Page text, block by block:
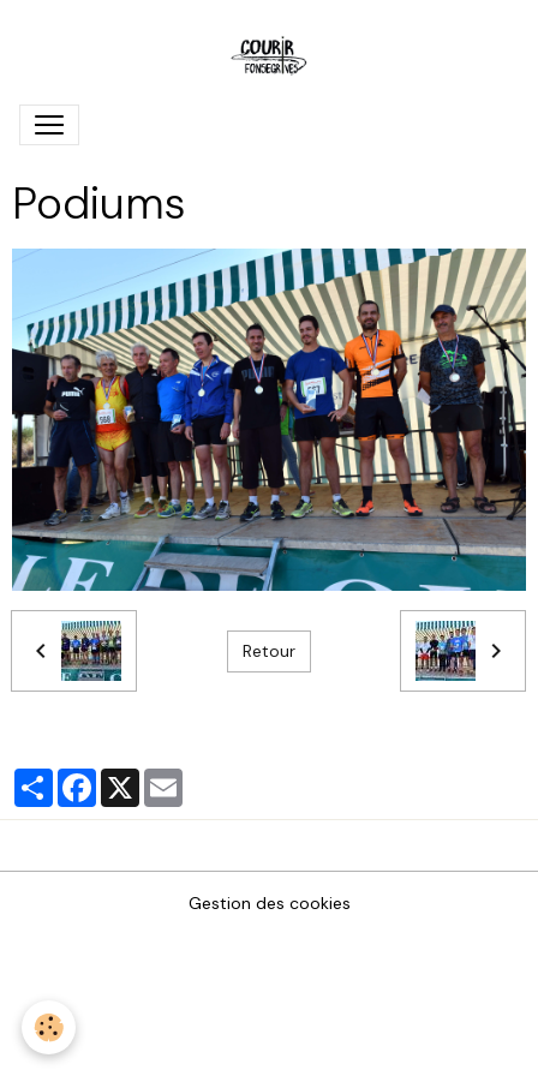
Podiums
Retour
PartagerFacebook
X
Gestion des cookies